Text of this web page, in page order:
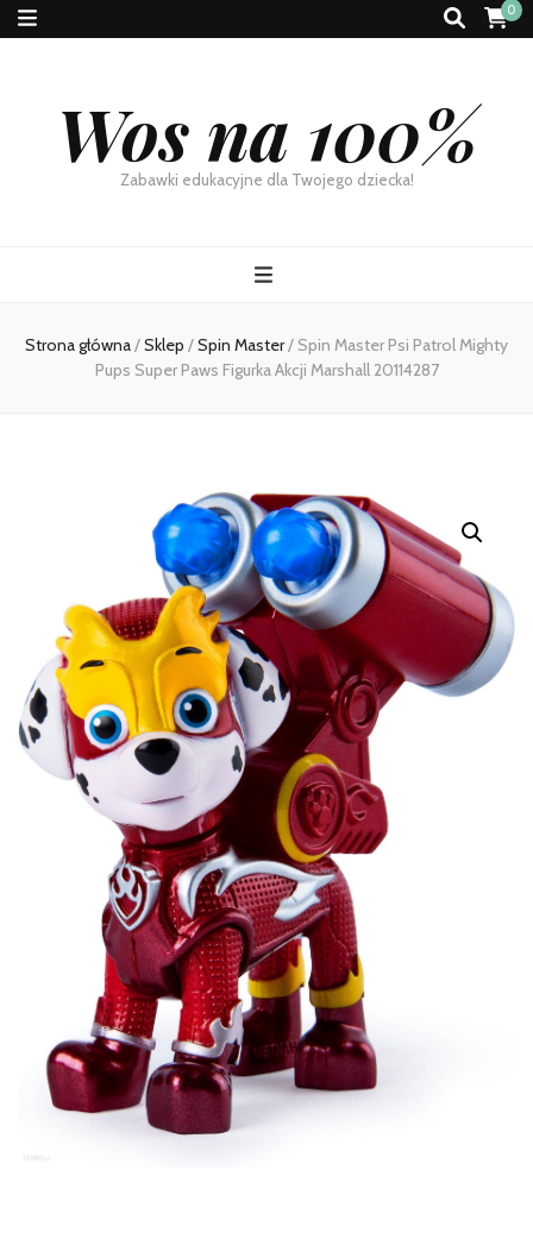
0
Wos na 100%
Zabawki edukacyjne dla Twojego dziecka!
Strona główna/Sklep /Spin Master/ Spin Master Psi Patrol Mighty
Pups Super Paws Figurka Akcji Marshall 20114287